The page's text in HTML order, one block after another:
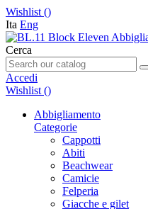
Wishlist ()
Ita Eng
Cerca
Accedi
Wishlist ()
Abbigliamento
Categorie
Cappotti
Abiti
Beachwear
Camicie
Felperia
Giacche e gilet